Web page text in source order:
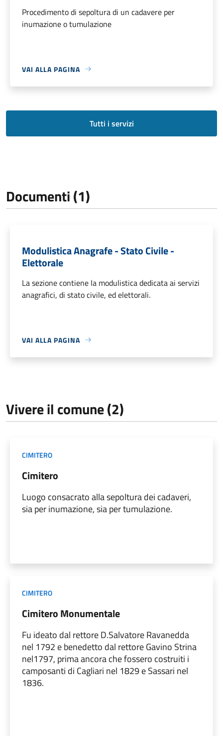
Procedimento di sepoltura di un cadavere per
inumazione o tumulazione
VAI ALLA PAGINA
Tutti i servizi
Documenti (1)
Modulistica Anagrafe - Stato Civile -
Elettorale
La sezione contiene la modulistica dedicata ai servizi
anagrafici, di stato civile, ed elettorali.
VAI ALLA PAGINA
Vivere il comune (2)
CIMITERO
Cimitero
Luogo consacrato alla sepoltura dei cadaveri,
sia per inumazione, sia per tumulazione.
CIMITERO
Cimitero Monumentale
Fu ideato dal rettore D.Salvatore Ravanedda
nel 1792 e benedetto dal rettore Gavino Strina
nel1797, prima ancora che fossero costruiti i
camposanti di Cagliari nel 1829 e Sassari nel
1836.